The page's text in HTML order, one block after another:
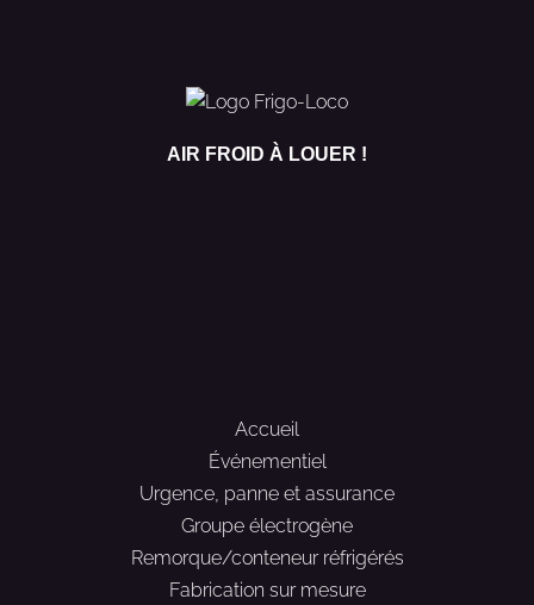
AIR FROID À LOUER !
Accueil
Événementiel
Urgence, panne et assurance
Groupe électrogène
Remorque/conteneur réfrigérés
Fabrication sur mesure